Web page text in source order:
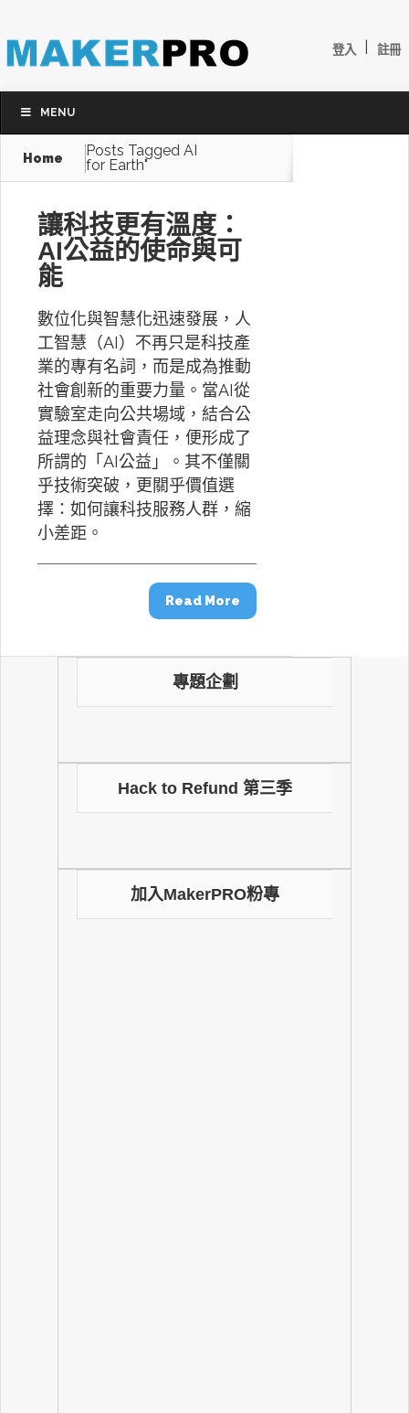
登入 註冊
MENU
Home Posts Tagged AI
for Earth"
讓科技更有溫度：
AI公益的使命與可
能
數位化與智慧化迅速發展，人
工智慧（AI）不再只是科技產
業的專有名詞，而是成為推動
社會創新的重要力量。當AI從
實驗室走向公共場域，結合公
益理念與社會責任，便形成了
所謂的「AI公益」。其不僅關
乎技術突破，更關乎價值選
擇：如何讓科技服務人群，縮
小差距。
Read More
專題企劃
Hack to Refund 第三季
加入MakerPRO粉專